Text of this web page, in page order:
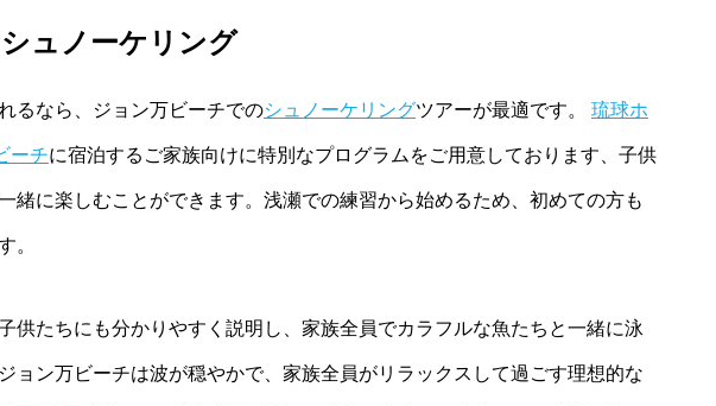
ュノーケリング
るなら、ジョン万ビーチでのシュノーケリングツアーが最適です。 琉球ホ
ーチに宿泊するご家族向けに特別なプログラムをご用意しております、子供
緒に楽しむことができます。浅瀬での練習から始めるため、初めての方も
。
供たちにも分かりやすく説明し、家族全員でカラフルな魚たちと一緒に泳
ョン万ビーチは波が穏やかで、家族全員がリラックスして過ごす理想的な